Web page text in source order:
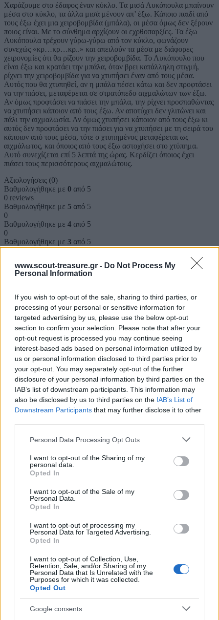
www.scout-treasure.gr - Do Not Process My
Personal Information
If you wish to opt-out of the sale, sharing to third parties, or
processing of your personal or sensitive information for
targeted advertising by us, please use the below opt-out
section to confirm your selection. Please note that after your
opt-out request is processed you may continue seeing
interest-based ads based on personal information utilized by
us or personal information disclosed to third parties prior to
your opt-out. You may separately opt-out of the further
disclosure of your personal information by third parties on the
IAB’s list of downstream participants. This information may
also be disclosed by us to third parties on the IAB’s List of
Downstream Participants that may further disclose it to other
Please note that this website/app uses one or more Google
not limited to your visit or usage behaviour. You may click to
grant or deny consent to Google and its third-party tags to
use your data for below specified purposes in below Google
consent section.
Personal Data Processing Opt Outs
I want to opt-out of the Sharing of my
personal data.
Opted In
I want to opt-out of the Sale of my
Personal Data.
Opted In
I want to opt-out of processing my
Personal Data for Targeted Advertising.
Opted In
I want to opt-out of Collection, Use,
Retention, Sale, and/or Sharing of my
Personal Data that Is Unrelated with the
Purposes for which it was collected.
Opted Out
Google consents
Χαράζουμε στο έδαφος έναν κύκλο. Τα μισά Λυκόπουλα μπαίνουν
μέσα στο κύκλο, τα άλλα μισά μένουν απ’ έξω. Κάποιο παιδί από
τους έξω έχει μια χειροβομβίδα (μπάλα), οι μέσα όμως δεν ξέρουν
ποιος είναι. Με το σύνθημα αρχίζουν οι εχρθοπαρξίες. Τα έξω
Λυκόπουλα τρέχουν γύρω-γύρω από τον κύκλο, φωνάζουν
συνεχώς «κρ…κρ…κρ..» και απειλούν τα μέσα με διάφορες
χειρονομίες ότι θα ρίξουν την χειροβομβίδα. Το Λυκόπουλο που
είναι έξω και κρατάει την μπάλα, όταν βρει κατάλληλη στιγμή,
ρίχνει την χειροβομβίδα για να χτυπήσει έναν από τους μέσα.
Αυτός που θα χτυπηθεί, αν η μπάλα πέσει κάτω και δεν προφτάσει
να την πιάσει, μεταφέρεται σε στρατόπεδο αιχμαλώτων των έξω.
Αν όμως προφτάσει να πιάσει την μπάλα, την ρίχνει προσπαθώντας
να χτυπήσει κάποιον από τους έξω. Αν αποτύχει δεν γλιτώνει και
πάλι την αιχμαλωσία. Αν όμως χτυπήσει κάποιον από τους έξω κι
αυτός δεν προφτάσει να την πιάσει για να χτυπήσει με τη σειρά του
κάποιον από τους μέσα, τότε ο χτυπημένος μεταφέρεται ως
αιχμάλωτος, και όποιος από τους έξω αστοχήσει στο χτύπημα.
Αυτό συνεχίζεται επί 5 λεπτά της ώρας. Κερδίζει όποιος έχει
πιάσει τους περισσότερους αιχμαλώτους.
Αξιολογήσεις (0)
Βαθμολογήθηκε με 0 από 5
0 reviews
Βαθμολογήθηκε με 5 από 5
0
Βαθμολογήθηκε με 4 από 5
0
Βαθμολογήθηκε με 3 από 5
0
Βαθμολογήθηκε με1από 5
Αξιολογήσεις
Clear filters
Δεν υπάρχει καμία αξιολόγηση ακόμη.
Κάνετε την πρώτη αξιολόγηση για το προϊόν: “Η μάχη”
Η ηλ. διεύθυνση σας δεν δημοσιεύεται.
Τα υποχρεωτικά πεδία
Η βαθμολογία σας*
*
Αποθήκευσε το όνομά μου, email, και τον ιστότοπο μου σε
αυτόν τον πλοηγό για την επόμενη φορά που θα σχολιάσω.
ΠΙΣΩ ΣΕ Παιχνίδι Πάντα Πάντα Πάντα
Σχετικά προϊόντα